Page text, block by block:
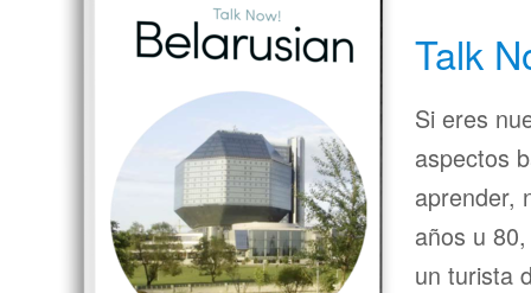
Talk
Si eres
aspectos
aprender,
años u
un turista